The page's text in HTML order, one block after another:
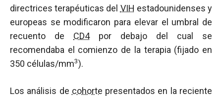
directrices terapéuticas del VIH estadounidenses y
europeas se modificaron para elevar el umbral de
recuento de CD4por debajo del cual se
recomendaba el comienzo de la terapia (fijado en
350 células/mm3).
Los análisis de cohorte presentados en la reciente